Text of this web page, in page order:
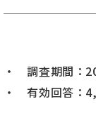
・ 調査期間：
・ 有効回答：